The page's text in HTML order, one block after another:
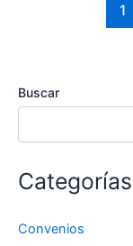
1
Buscar
Categorías
Convenios